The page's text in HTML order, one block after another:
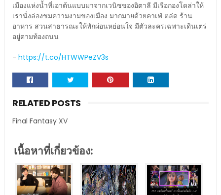
เมืองแห่งน้ำที่เอาต้นแบบมาจากเวนิซของอิตาลี มีเรือกองโดล่าให้
เรานั่งล่องชมความงามของเมือง มากมายด้วยคาเฟ่ ตล่ด ร้าน
อาหาร สวนสาธารณะให้พักผ่อนหย่อนใจ มีตัวละครเฉพาะเดินเตร่
อยู่ตามท้องถนน
- https://t.co/HTWWPeZV3s
RELATED POSTS
Final Fantasy XV
เนื้อหาที่เกี่ยวข้อง: